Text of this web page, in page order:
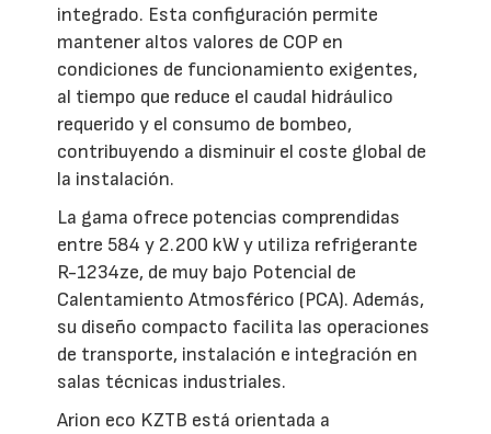
integrado. Esta configuración permite
mantener altos valores de COP en
condiciones de funcionamiento exigentes,
al tiempo que reduce el caudal hidráulico
requerido y el consumo de bombeo,
contribuyendo a disminuir el coste global de
la instalación.
La gama ofrece potencias comprendidas
entre 584 y 2.200 kW y utiliza refrigerante
R-1234ze, de muy bajo Potencial de
Calentamiento Atmosférico (PCA). Además,
su diseño compacto facilita las operaciones
de transporte, instalación e integración en
salas técnicas industriales.
Arion eco KZTB está orientada a